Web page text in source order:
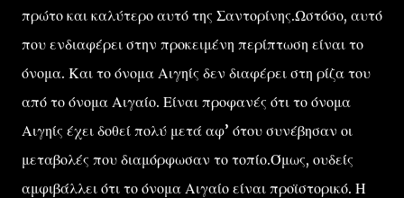
πρώτο και καλύτερο αυτό της Σαντορίνης.Ωστόσο, αυτό
που ενδιαφέρει στην προκειμένη περίπτωση είναι το
όνομα. Και το όνομα Αιγηίς δεν διαφέρει στη ρίζα του
από το όνομα Αιγαίο. Είναι προφανές ότι το όνομα
Αιγηίς έχει δοθεί πολύ μετά αφ’ ότου συνέβησαν οι
μεταβολές που διαμόρφωσαν το τοπίο.Όμως, ουδείς
αμφιβάλλει ότι το όνομα Αιγαίο είναι προϊστορικό. Η